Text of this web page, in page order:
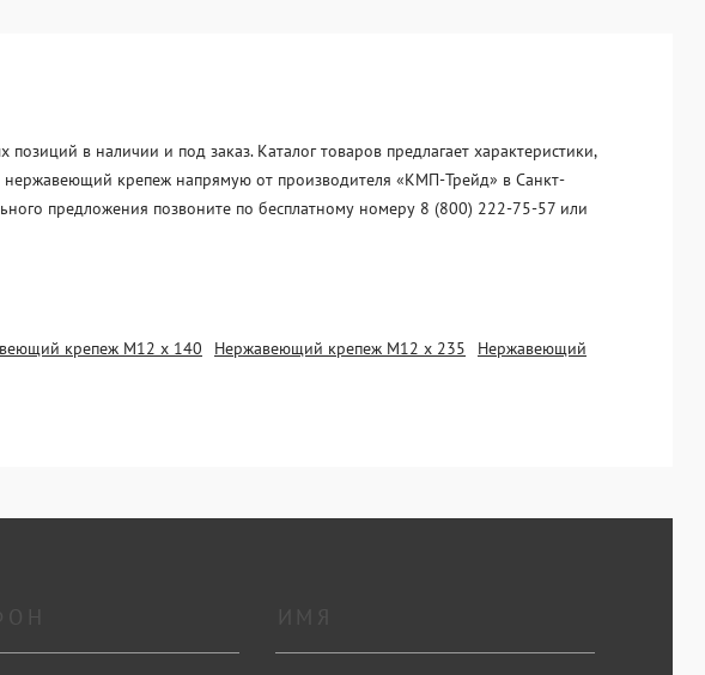
в наличии и под заказ. Каталог товаров предлагает характеристики,
нержавеющий крепеж напрямую от производителя «KМП-Трейд» в Санкт-
предложения позвоните по бесплатному номеру 8 (800) 222-75-57 или
крепеж М12 х 140 Нержавеющий крепеж М12 х 235
Нержавеющий